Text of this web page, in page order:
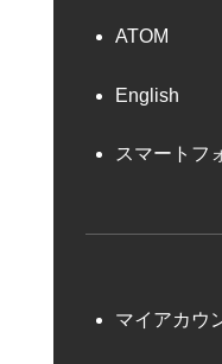
ATOM
English
スマートフ
マイアカウ